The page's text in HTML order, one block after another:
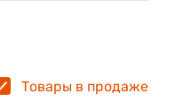
Товары в продаже